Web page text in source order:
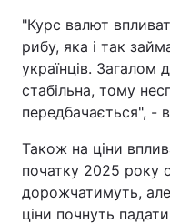
"Курс валют
рибу, яка і так
українців. Загалом
стабільна, тому
передбачається", -
Також на ціни
початку 2025 року
дорожчатимуть,
ціни почнуть